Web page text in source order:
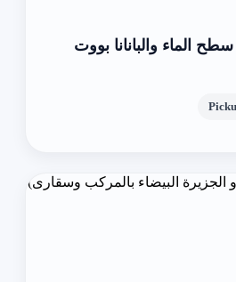
الماء والبانانا بووت